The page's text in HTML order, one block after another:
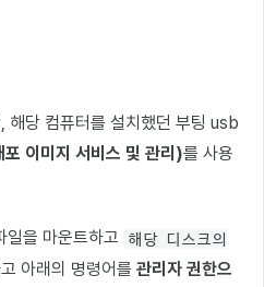
해당 컴퓨터를 설치했던 부팅 usb
이미지 서비스 및 관리)를 사용
을 마운트하고
해당 디스크의
아래의 명령어를관리자 권한으